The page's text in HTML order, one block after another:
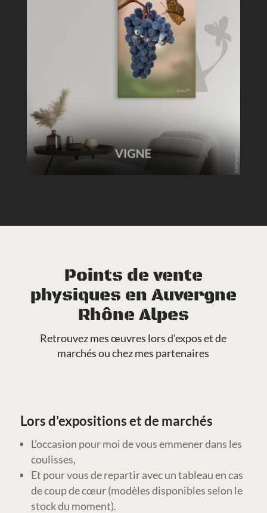
Points de vente
physiques en Auvergne
Rhône Alpes
Retrouvez mes œuvres lors d’expos et de
marchés ou chez mes partenaires
Lors d’expositions et de marchés
L’occasion pour moi de vous emmener dans les
coulisses,
Et pour vous de repartir avec un tableau en cas
de coup de cœur (modèles disponibles selon le
stock du moment).